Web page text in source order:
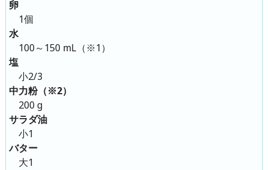
卵
1個
水
100～150 mL（※1）
塩
小2/3
中力粉（※2）
200 g
サラダ油
小1
バター
大1